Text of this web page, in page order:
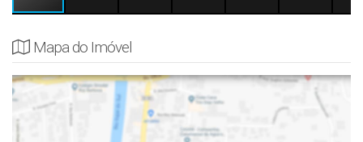
Mapa do Imóvel